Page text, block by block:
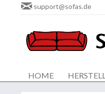
support@sofas.de
HOME